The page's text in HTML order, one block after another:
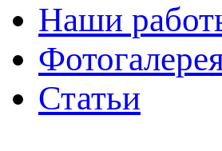
Наши
Статьи